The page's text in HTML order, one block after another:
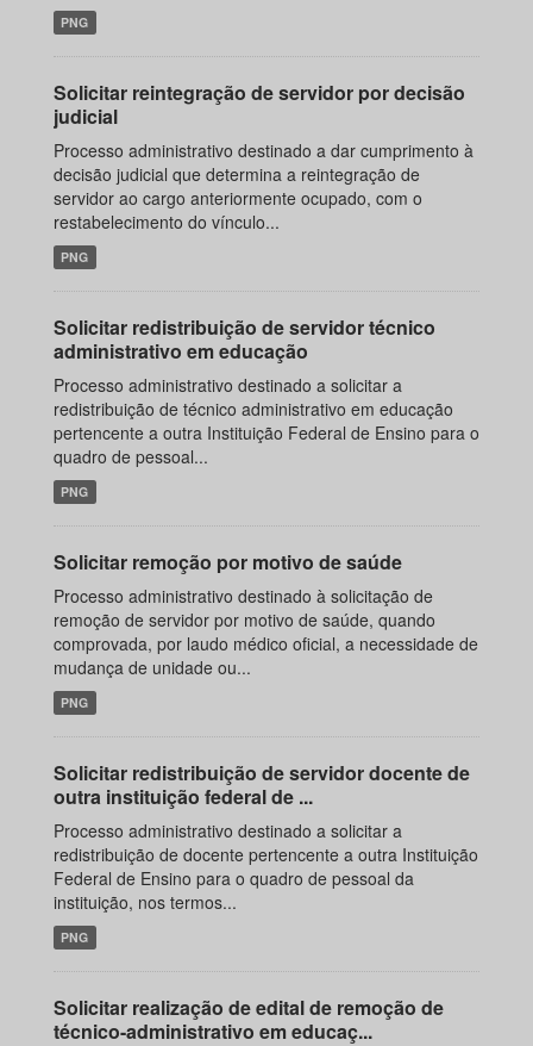
PNG
Solicitar reintegração de servidor por decisão
judicial
Processo administrativo destinado a dar cumprimento à
decisão judicial que determina a reintegração de
servidor ao cargo anteriormente ocupado, com o
restabelecimento do vínculo...
PNG
Solicitar redistribuição de servidor técnico
administrativo em educação
Processo administrativo destinado a solicitar a
redistribuição de técnico administrativo em educação
pertencente a outra Instituição Federal de Ensino para o
quadro de pessoal...
PNG
Solicitar remoção por motivo de saúde
Processo administrativo destinado à solicitação de
remoção de servidor por motivo de saúde, quando
comprovada, por laudo médico oficial, a necessidade de
mudança de unidade ou...
PNG
Solicitar redistribuição de servidor docente de
outra instituição federal de ...
Processo administrativo destinado a solicitar a
redistribuição de docente pertencente a outra Instituição
Federal de Ensino para o quadro de pessoal da
instituição, nos termos...
PNG
Solicitar realização de edital de remoção de
técnico-administrativo em educaç...